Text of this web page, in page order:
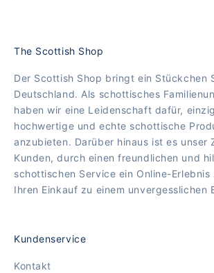
The Scottish Shop
Der Scottish Shop bringt ein Stückchen
Deutschland. Als schottisches
haben wir eine Leidenschaft dafür,
hochwertige und echte schottische
anzubieten. Darüber hinaus ist es unser
Kunden, durch einen freundlichen und
schottischen Service ein Online-
Ihren Einkauf zu einem unvergesslichen
Kundenservice
Kontakt